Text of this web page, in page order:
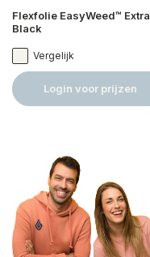
Flexfolie EasyWeed™ Extra
Black
Vergelijk
Login voor prijzen